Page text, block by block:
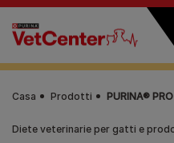
Salta al contenuto principale
Casa Prodotti PURINA®
Diete veterinarie per gatti e